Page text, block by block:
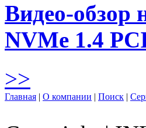
Видео-обзор
NVMe 1.4
>>
Главная | О компании | Поиск |